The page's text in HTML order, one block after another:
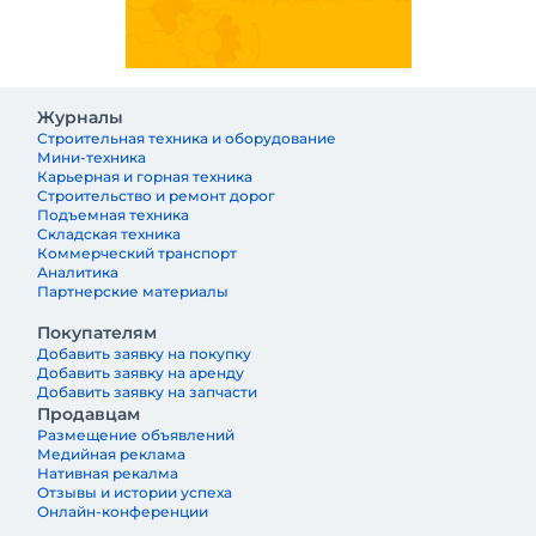
Журналы
Строительная техника и оборудование
Мини-техника
Карьерная и горная техника
Строительство и ремонт дорог
Подъемная техника
Складская техника
Коммерческий транспорт
Аналитика
Партнерские материалы
Покупателям
Добавить заявку на покупку
Добавить заявку на аренду
Добавить заявку на запчасти
Продавцам
Размещение объявлений
Медийная реклама
Нативная рекалма
Отзывы и истории успеха
Онлайн-конференции